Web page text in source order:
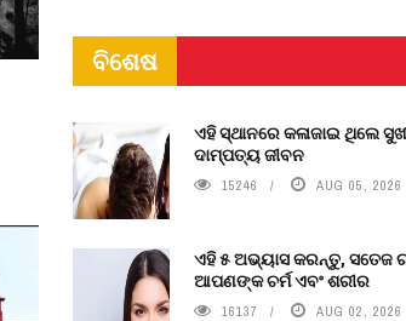
ବିଶେଷ
ଏହି ସ୍ଥାନରେ କଳାଜାଇ ଥିଲେ
ଦାମ୍ପତ୍ୟ ଜୀବନ
15246 AUG 05, 2026
ଏହି ୫ ଅଭ୍ୟାସ କରନ୍ତୁ, ସତେଜ
ଆପଣଙ୍କ ଚର୍ମ ଏବଂ ଶରୀର
16137 AUG 02, 2026